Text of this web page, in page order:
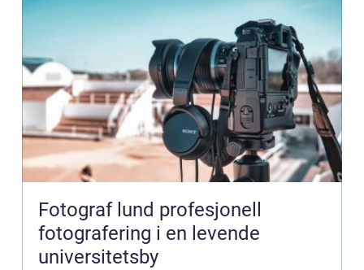
Fotograf lund profesjonell
fotografering i en levende
universitetsby